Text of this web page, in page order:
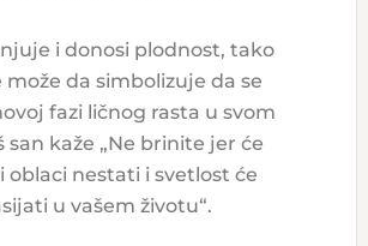
i donosi plodnost, tako
da simbolizuje da se
fazi ličnog rasta u svom
san kaže „Ne brinite jer će
oblaci nestati i svetlost će
u vašem životu“.